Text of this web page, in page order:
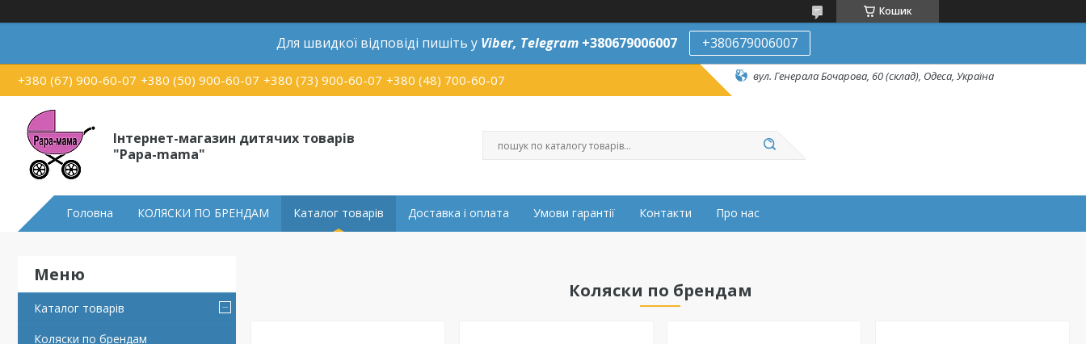
Кошик
Для швидкої відповіді пишіть у Viber, Telegram +380679006007 +380679006007
+380 (67) 900-60-07 +380 (50) 900-60-07 +380 (73) 900-60-07 +380 (48) 700-60-07 вул. Генерала Бочарова, 60 (склад), Одеса, Україна
Інтернет-магазин дитячих товарів
"Papa-mama"
Головна КОЛЯСКИ ПО БРЕНДАМ Каталог товарів Доставка і оплата Умови гарантії Контакти Про нас
Каталог товарів
Коляски по брендам
Коляски по брендам